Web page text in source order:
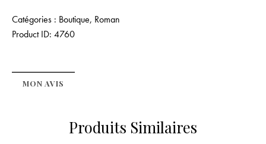
Catégories : Boutique, Roman
Product ID: 4760
MON AVIS
Produits Similaires